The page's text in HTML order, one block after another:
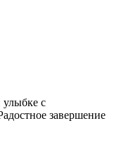
улыбке с
завершение